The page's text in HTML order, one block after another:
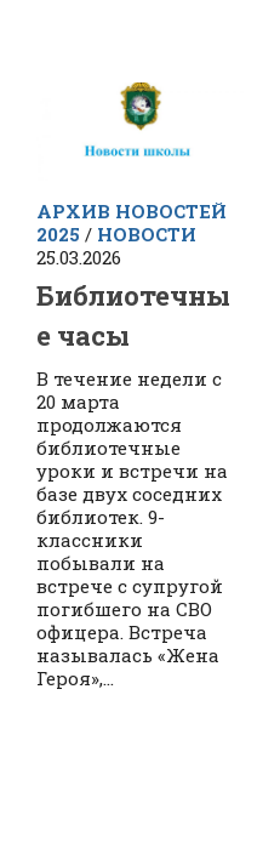
АРХИВ НОВОСТЕЙ
2025 / НОВОСТИ
25.03.2026
Библиотечны
е часы
В течение недели с
20 марта
продолжаются
библиотечные
уроки и встречи на
базе двух соседних
библиотек. 9-
классники
побывали на
встрече с супругой
погибшего на СВО
офицера. Встреча
называлась «Жена
Героя»,...